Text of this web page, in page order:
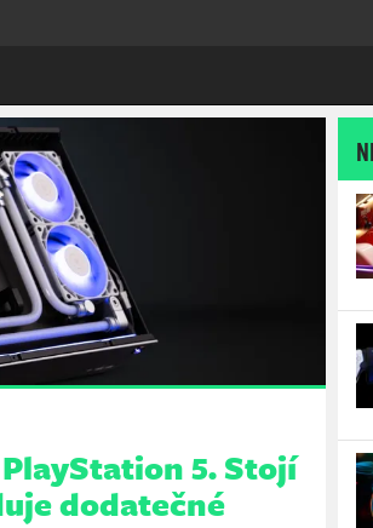
5. Stojí
dodatečné